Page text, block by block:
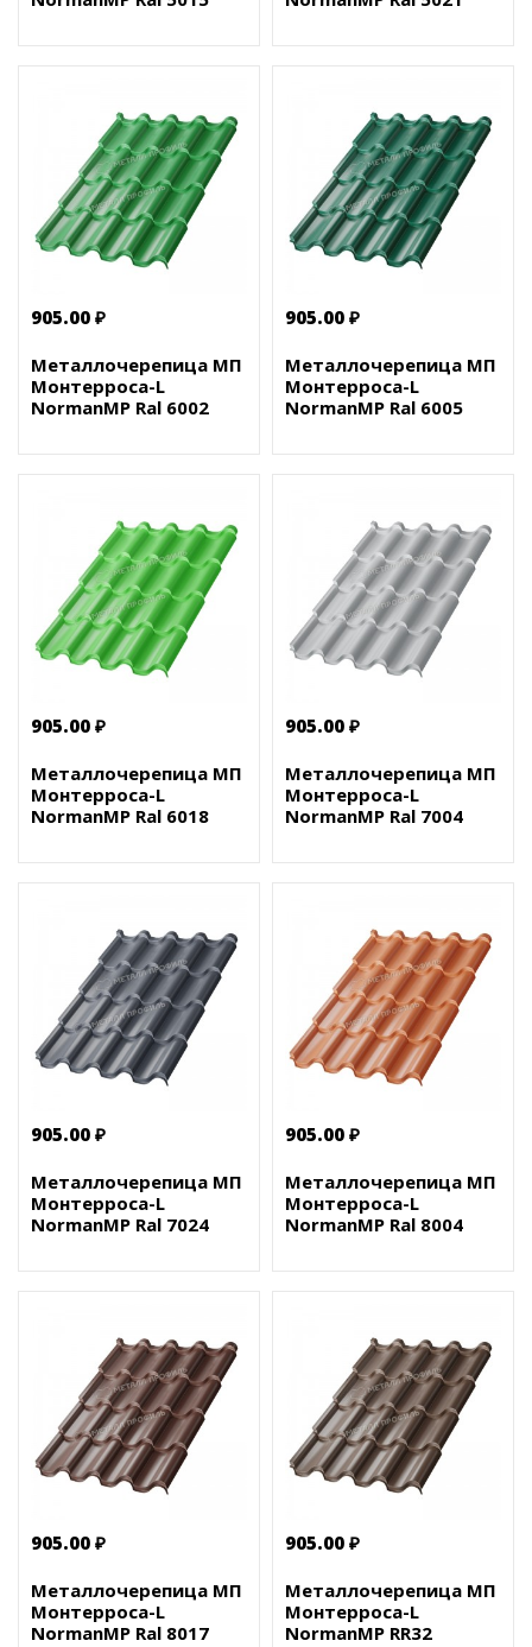
905.00 ₽
Металлочерепица МП
Монтерроса-L
NormanMP Ral 6002
905.00 ₽
Металлочерепица МП
Монтерроса-L
NormanMP Ral 6005
905.00 ₽
Металлочерепица МП
Монтерроса-L
NormanMP Ral 6018
905.00 ₽
Металлочерепица МП
Монтерроса-L
NormanMP Ral 7004
905.00 ₽
Металлочерепица МП
Монтерроса-L
NormanMP Ral 7024
905.00 ₽
Металлочерепица МП
Монтерроса-L
NormanMP Ral 8004
905.00 ₽
Металлочерепица МП
Монтерроса-L
NormanMP Ral 8017
905.00 ₽
Металлочерепица МП
Монтерроса-L
NormanMP RR32